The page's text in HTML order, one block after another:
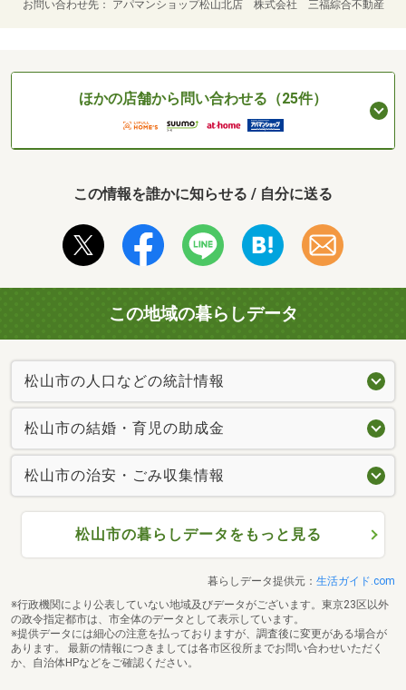
お問い合わせ先 アパマンショップ松山北店 株式会社 三福綜合不動産
ほかの店舗から問い合わせる（25件）
この情報を誰かに知らせる / 自分に送る
この地域の暮らしデータ
松山市の人口などの統計情報
松山市の結婚・育児の助成金
松山市の治安・ごみ収集情報
松山市の暮らしデータをもっと見る
暮らしデータ提供元： 生活ガイド.com
※行政機関により公表していない地域及びデータがございます。東京23区以外
の政令指定都市は、市全体のデータとして表示しています。
※提供データには細心の注意を払っておりますが、調査後に変更がある場合が
あります。 最新の情報につきましては各市区役所までお問い合わせいただく
か、自治体HPなどをご確認ください。